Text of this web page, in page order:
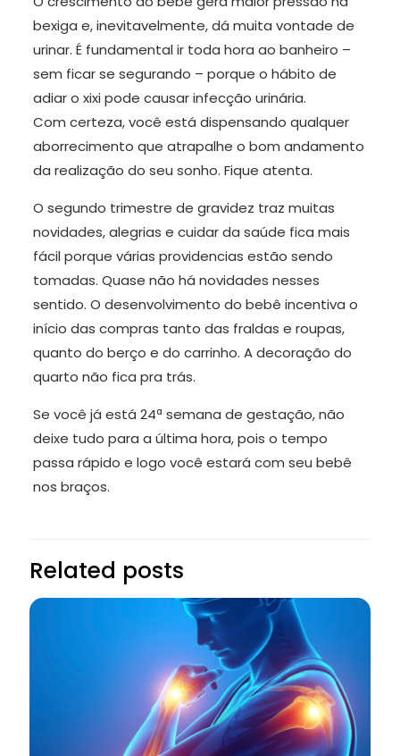
bexiga e, inevitavelmente, dá muita vontade de
urinar. É fundamental ir toda hora ao banheiro –
sem ficar se segurando – porque o hábito de
adiar o xixi pode causar infecção urinária.
Com certeza, você está dispensando qualquer
aborrecimento que atrapalhe o bom andamento
da realização do seu sonho. Fique atenta.
O segundo trimestre de gravidez traz muitas
novidades, alegrias e cuidar da saúde fica mais
fácil porque várias providencias estão sendo
tomadas. Quase não há novidades nesses
sentido. O desenvolvimento do bebê incentiva o
início das compras tanto das fraldas e roupas,
quanto do berço e do carrinho. A decoração do
quarto não fica pra trás.
Se você já está 24ª semana de gestação, não
deixe tudo para a última hora, pois o tempo
passa rápido e logo você estará com seu bebê
nos braços.
Related posts